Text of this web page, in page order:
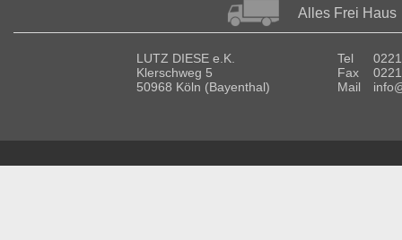
Alles Frei Haus
LUTZ DIESE e.K.
Klerschweg 5
50968 Köln (Bayenthal)
Tel
Fax
Mail